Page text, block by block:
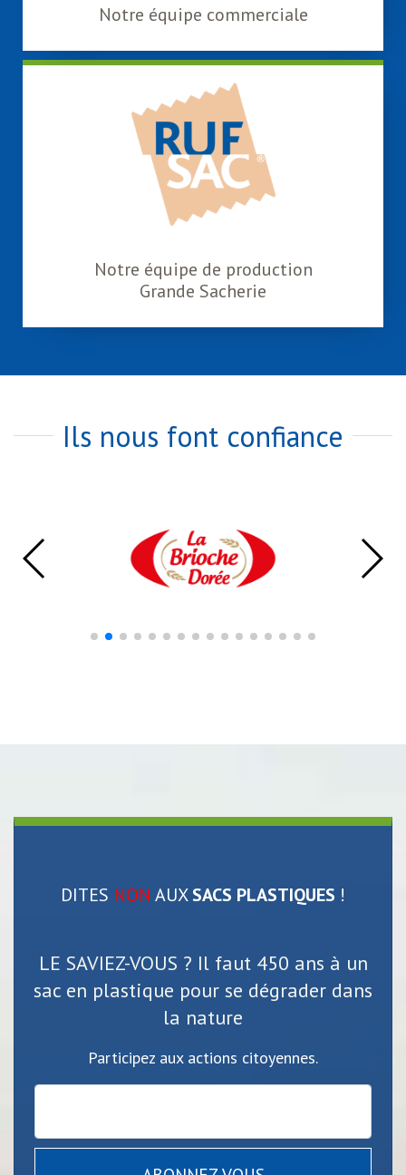
Notre équipe de production
Grande Sacherie
Notre équipe commerciale
Ils nous font confiance
DITES NON AUXSACS PLASTIQUES !
LE SAVIEZ-VOUS ? Il faut 450 ans à un
sac en plastique pour se dégrader dans
la nature
Participez aux actions citoyennes.